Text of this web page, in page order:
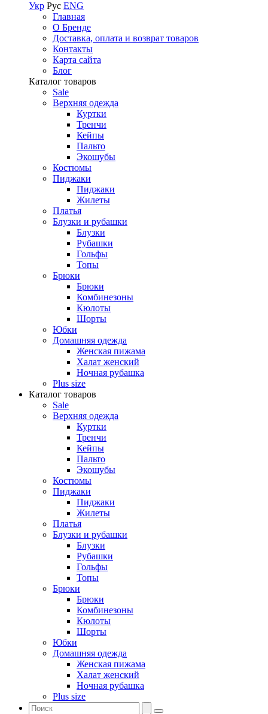
Укр Рус ENG
Главная
О Бренде
Доставка, оплата и возврат товаров
Контакты
Карта сайта
Блог
Каталог товаров
Sale
Верхняя одежда
Куртки
Тренчи
Кейпы
Пальто
Экошубы
Костюмы
Пиджаки
Пиджаки
Жилеты
Платья
Блузки и рубашки
Блузки
Рубашки
Гольфы
Топы
Брюки
Брюки
Комбинезоны
Кюлоты
Шорты
Юбки
Домашняя одежда
Женская пижама
Халат женский
Ночная рубашка
Plus size
Каталог товаров
Sale
Верхняя одежда
Куртки
Тренчи
Кейпы
Пальто
Экошубы
Костюмы
Пиджаки
Пиджаки
Жилеты
Платья
Блузки и рубашки
Блузки
Рубашки
Гольфы
Топы
Брюки
Брюки
Комбинезоны
Кюлоты
Шорты
Юбки
Домашняя одежда
Женская пижама
Халат женский
Ночная рубашка
Plus size